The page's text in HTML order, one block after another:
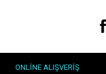
ONLINE ALIŞVERIŞ